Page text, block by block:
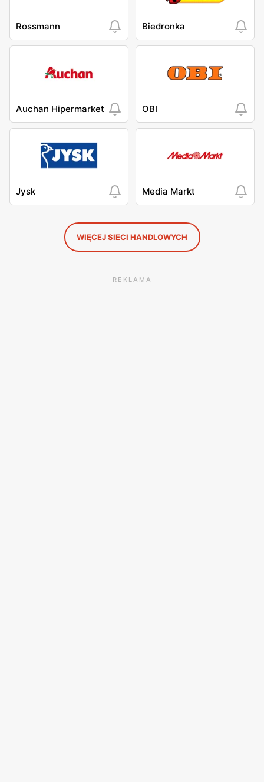
Rossmann Biedronka
Auchan Hipermarket OBI
Jysk Media Markt
WIĘCEJ SIECI HANDLOWYCH
REKLAMA